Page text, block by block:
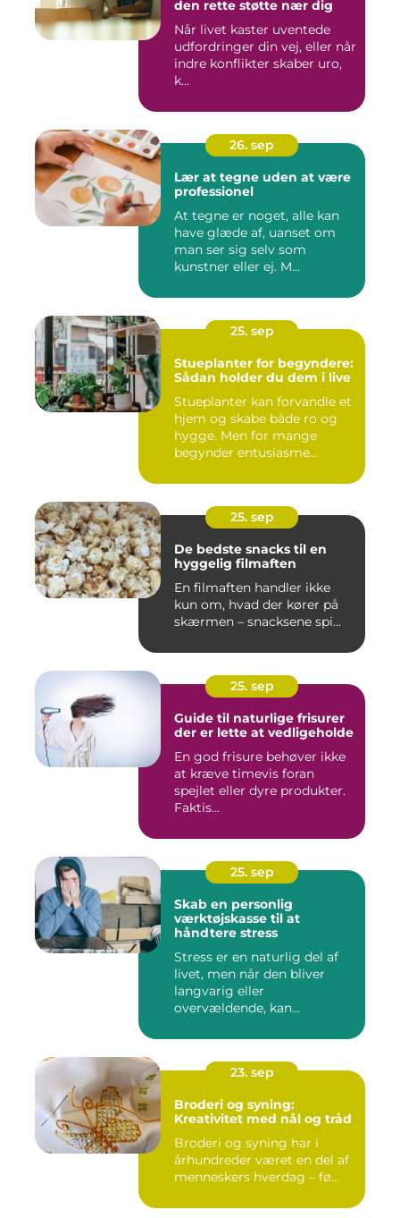
den rette støtte nær dig
Når livet kaster uventede
udfordringer din vej, eller når
indre konflikter skaber uro,
k...
26. sep
Lær at tegne uden at være
professionel
At tegne er noget, alle kan
have glæde af, uanset om
man ser sig selv som
kunstner eller ej. M...
25. sep
Stueplanter for begyndere:
Sådan holder du dem i live
Stueplanter kan forvandle et
hjem og skabe både ro og
hygge. Men for mange
begynder entusiasme...
25. sep
De bedste snacks til en
hyggelig filmaften
En filmaften handler ikke
kun om, hvad der kører på
skærmen – snacksene spi...
25. sep
Guide til naturlige frisurer
der er lette at vedligeholde
En god frisure behøver ikke
at kræve timevis foran
spejlet eller dyre produkter.
Faktis...
25. sep
Skab en personlig
værktøjskasse til at
håndtere stress
Stress er en naturlig del af
livet, men når den bliver
langvarig eller
overvældende, kan...
23. sep
Broderi og syning:
Kreativitet med nål og tråd
Broderi og syning har i
århundreder været en del af
menneskers hverdag – fø...